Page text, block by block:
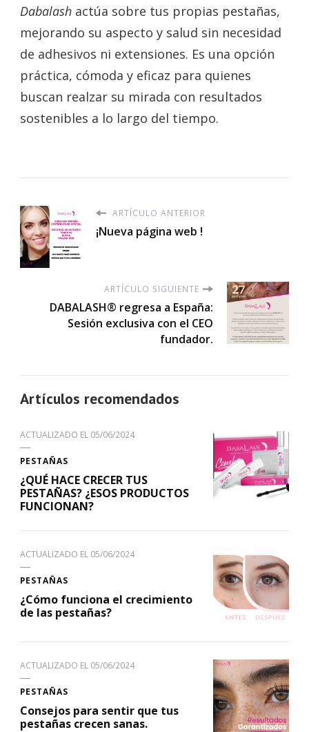
Dabalash actúa sobre tus propias pestañas,
mejorando su aspecto y salud sin necesidad
de adhesivos ni extensiones. Es una opción
práctica, cómoda y eficaz para quienes
buscan realzar su mirada con resultados
sostenibles a lo largo del tiempo.
ARTÍCULO ANTERIOR
¡Nueva página web !
ARTÍCULO SIGUIENTE
DABALASH® regresa a España:
Sesión exclusiva con el CEO
fundador.
Artículos recomendados
ACTUALIZADO EL 05/06/2024
PESTAÑAS
¿QUÉ HACE CRECER TUS
PESTAÑAS? ¿ESOS PRODUCTOS
FUNCIONAN?
ACTUALIZADO EL 05/06/2024
PESTAÑAS
¿Cómo funciona el crecimiento
de las pestañas?
ACTUALIZADO EL 05/06/2024
PESTAÑAS
Consejos para sentir que tus
pestañas crecen sanas.